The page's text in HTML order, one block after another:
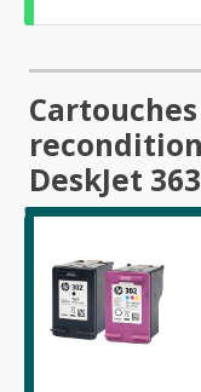
DeskJet